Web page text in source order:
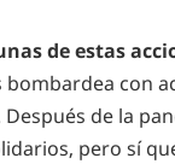
de estas
con
de la
pero sí